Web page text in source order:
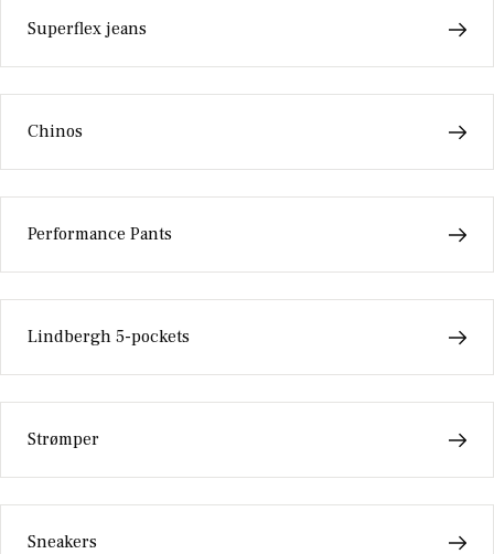
Superflex jeans
Chinos
Performance Pants
Lindbergh 5-pockets
Strømper
Sneakers